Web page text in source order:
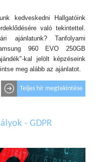
kedveskedni Hallgatóink
való tekintettel.
Tanfolyami
960 EVO 250GB
kal jelölt képzéseink
meg alább az ajánlatot.
Teljes hír megtekintése
- GDPR